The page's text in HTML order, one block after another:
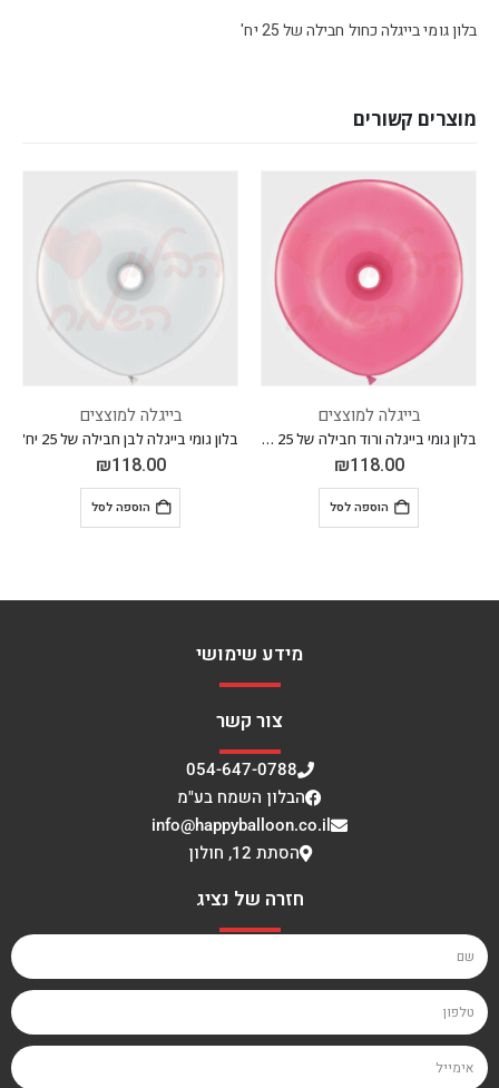
בלון גומי בייגלה כחול חבילה של 25 יח'
מוצרים קשורים
בייגלה למוצצים
בלון גומי בייגלה ורוד חבילה של 25 יח'
₪118.00
הוספה לסל
בייגלה למוצצים
בלון גומי בייגלה לבן חבילה של 25 יח'
₪118.00
הוספה לסל
מידע שימושי
צור קשר
054-647-0788
הבלון השמח בע"מ
info@happyballoon.co.il
הסתת 12, חולון
חזרה של נציג